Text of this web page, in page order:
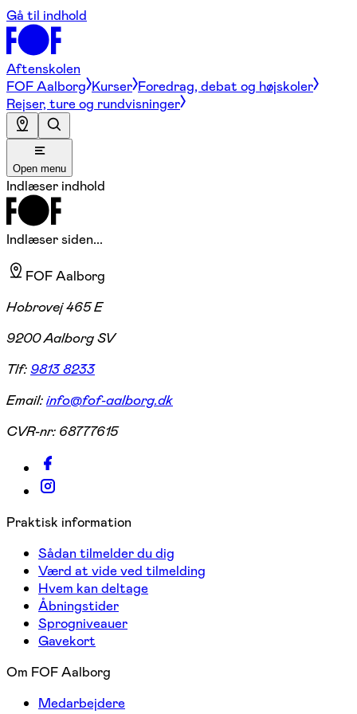
Gå til indhold
Aftenskolen
FOF Aalborg Kurser Foredrag, debat og højskoler
Rejser, ture og rundvisninger
Open menu
Indlæser indhold
Indlæser siden...
FOF Aalborg
Hobrovej 465 E
9200 Aalborg SV
Tlf:9813 8233
Email:info@fof-aalborg.dk
CVR-nr: 68777615
Praktisk information
Sådan tilmelder du dig
Værd at vide ved tilmelding
Hvem kan deltage
Åbningstider
Sprogniveauer
Gavekort
Om FOF Aalborg
Medarbejdere